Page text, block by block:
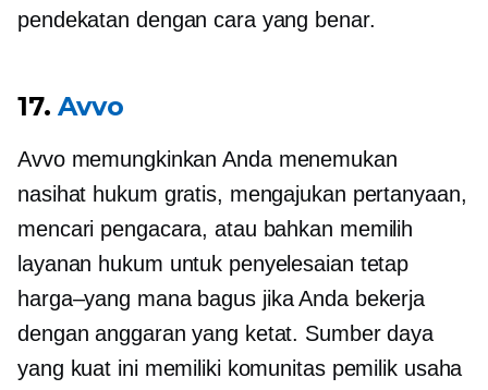
pendekatan dengan cara yang benar.
17.Avvo
Avvo memungkinkan Anda menemukan
nasihat hukum gratis, mengajukan pertanyaan,
mencari pengacara, atau bahkan memilih
layanan hukum untuk penyelesaian tetap
harga–yang manabagus jika Anda bekerja
dengan anggaran yang ketat. Sumber daya
yang kuat ini memiliki komunitas pemilik usaha